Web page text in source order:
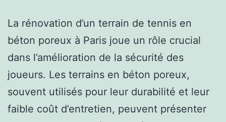
La rénovation d’un terrain de tennis en
béton poreux à Paris joue un rôle crucial
dans l’amélioration de la sécurité des
joueurs. Les terrains en béton poreux,
souvent utilisés pour leur durabilité et leur
faible coût d’entretien, peuvent présenter